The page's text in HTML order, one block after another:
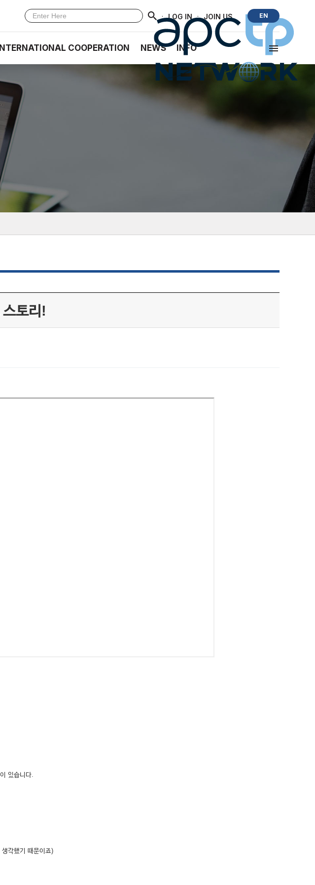
· LOG IN · JOIN US EN
INTERNATIONAL COOPERATION NEWS INFO
토리!
있습니다.
각했기 때문이죠)